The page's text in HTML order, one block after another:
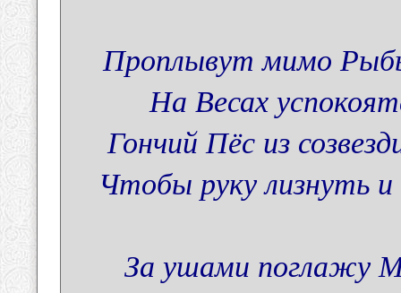
Проплывут мимо
На Весах
Гончий Пёс из
Чтобы руку лизнуть
За ушами поглажу